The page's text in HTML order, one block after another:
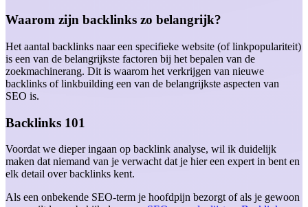
Waarom zijn backlinks zo belangrijk?
Het aantal backlinks naar een specifieke website (of linkpopulariteit)
is een van de belangrijkste factoren bij het bepalen van de
zoekmachinerang. Dit is waarom het verkrijgen van nieuwe
backlinks of linkbuilding een van de belangrijkste aspecten van
SEO is.
Backlinks 101
Voordat we dieper ingaan op backlink analyse, wil ik duidelijk
maken dat niemand van je verwacht dat je hier een expert in bent en
elk detail over backlinks kent.
Als een onbekende SEO-term je hoofdpijn bezorgt of als je gewoon